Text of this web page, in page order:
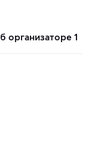
об организаторе 1